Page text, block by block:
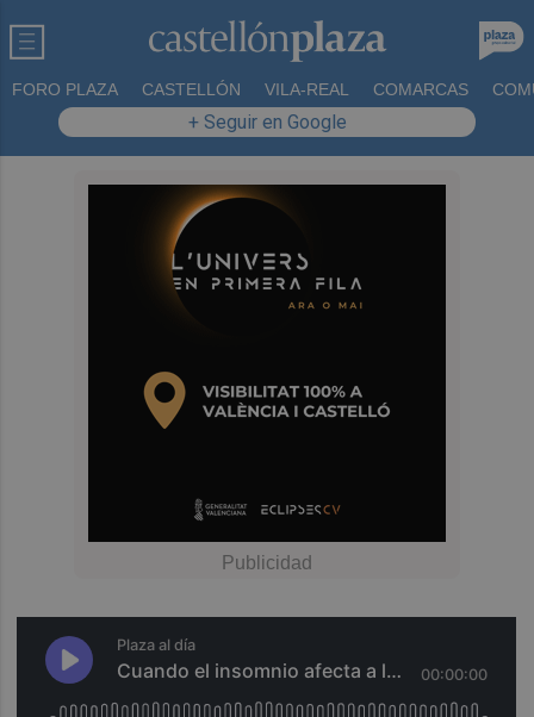
FORO PLAZA CASTELLÓN VILA-REAL COMARCAS
+ Seguir en Google